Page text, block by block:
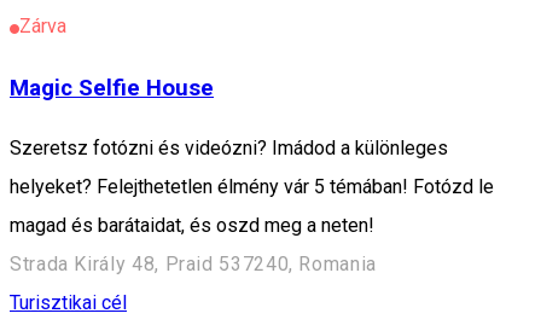
Zárva
Magic Selfie House
Szeretsz fotózni és videózni? Imádod a különleges
helyeket? Felejthetetlen élmény vár 5 témában! Fotózd le
magad és barátaidat, és oszd meg a neten!
Strada Király 48, Praid 537240, Romania
Turisztikai cél